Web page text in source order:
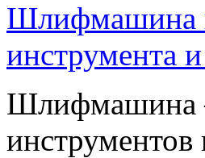
Шлифмашина
инструмента
Шлифмашина